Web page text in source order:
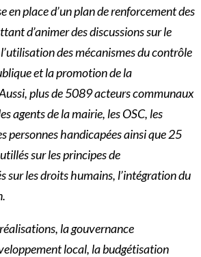
en place d’un plan de renforcement des
d’animer des discussions sur le
des mécanismes du contrôle
et la promotion de la
plus de 5089 acteurs communaux
agents de la mairie, les OSC, les
personnes handicapées ainsi que 25
sur les principes de
sur les droits humains, l’intégration du
la gouvernance
local, la budgétisation